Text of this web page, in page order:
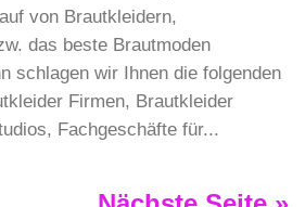
von Brautkleidern,
das beste Brautmoden
schlagen wir Ihnen die folgenden
Firmen, Brautkleider
Fachgeschäfte für...